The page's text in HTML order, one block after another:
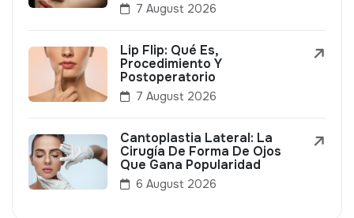
7 August 2026
Lip Flip: Qué Es,
Procedimiento Y
Postoperatorio
7 August 2026
Cantoplastia Lateral: La
Cirugía De Forma De Ojos
Que Gana Popularidad
6 August 2026